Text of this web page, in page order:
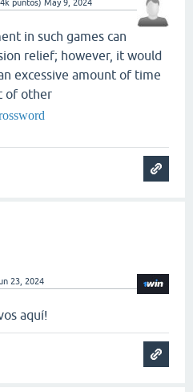
puntos) May 9, 2024
in such games can
relief; however, it would
excessive amount of time
of other
23, 2024
aquí!